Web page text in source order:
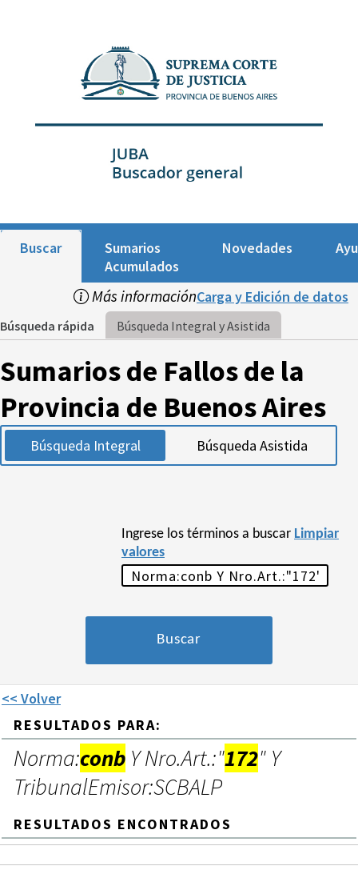
Buscar
Sumarios
Acumulados
Novedades
Más informaciónCarga y Edición de datos
Búsqueda rápida Búsqueda Integral y Asistida
Sumarios de Fallos de la
Provincia de Buenos Aires
Búsqueda Integral Búsqueda Asistida
Ingrese los términos a buscar Limpiar
valores
<< Volver
RESULTADOS PARA:
Norma:conb Y Nro.Art.:"172" Y
TribunalEmisor:SCBALP
RESULTADOS ENCONTRADOS